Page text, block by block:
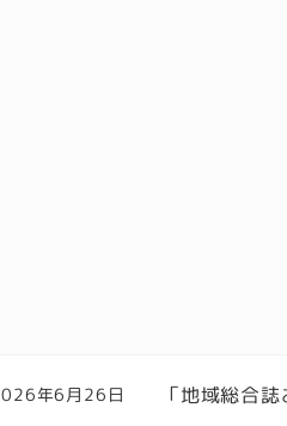
「地域総合
日
年6月26日